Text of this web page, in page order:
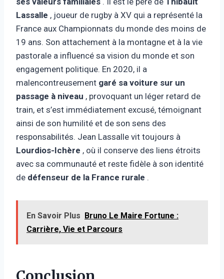
Lassalle , joueur de rugby à XV qui a représenté la
France aux Championnats du monde des moins de
19 ans. Son attachement à la montagne et à la vie
pastorale a influencé sa vision du monde et son
engagement politique. En 2020, il a
malencontreusement garé sa voiture sur un
passage à niveau , provoquant un léger retard de
train, et s’est immédiatement excusé, témoignant
ainsi de son humilité et de son sens des
responsabilités. Jean Lassalle vit toujours à
Lourdios-Ichère , où il conserve des liens étroits
avec sa communauté et reste fidèle à son identité
de défenseur de la France rurale .
En Savoir Plus Bruno Le Maire Fortune :
Carrière, Vie et Parcours